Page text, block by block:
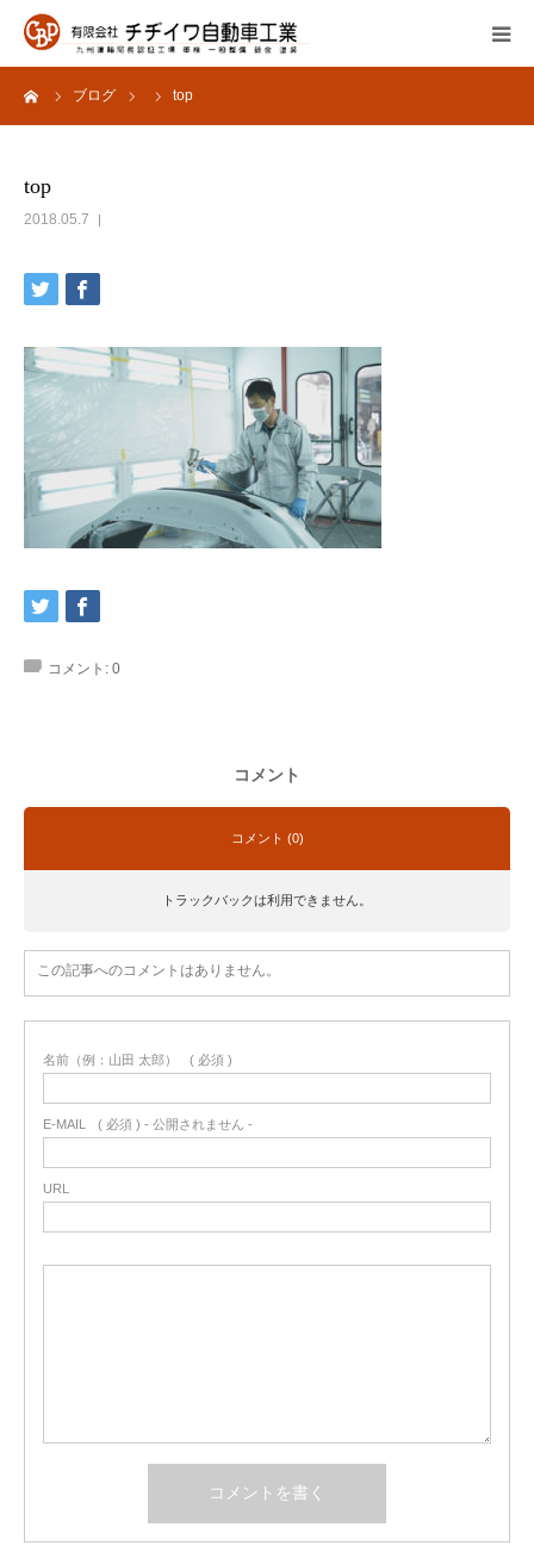
ブログ top
top
2018.05.7
コメント: 0
コメント
コメント (0)
トラックバックは利用できません。
この記事へのコメントはありません。
名前（例：山田 太郎） ( 必須 )
E-MAIL ( 必須 ) - 公開されません -
URL
会社概要
採用情報
お問い合わせ